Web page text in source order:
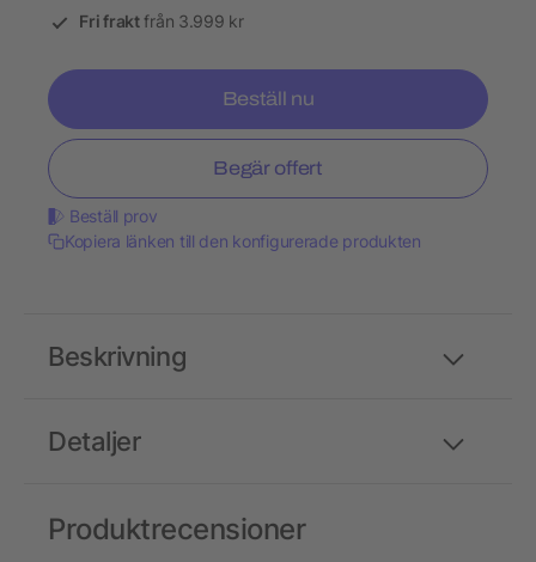
Fri fraktfrån 3.999 kr
Beställ nu
Begär offert
Beställ prov
Kopiera länken till den konfigurerade produkten
Detaljer
Beskrivning
Produktrecensioner